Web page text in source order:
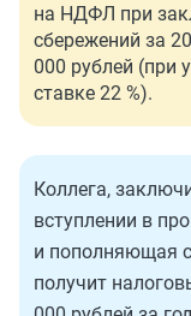
на НДФЛ при
сбережений за
000 рублей (при
ставке 22 %).
Коллега,
вступлении в
и пополняющая
получит